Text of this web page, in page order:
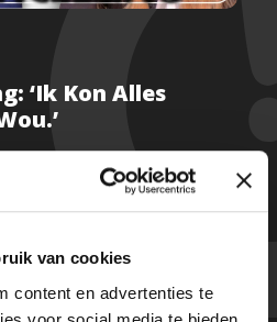
van cookies
content en advertenties te
‘Ik Kon Alles
gevoel van ultieme vrijheid
werd gecanceld.